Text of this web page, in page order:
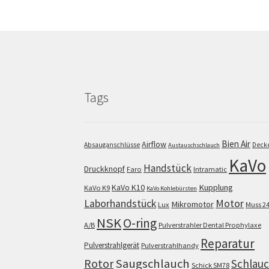
Tags
Absauganschlüsse Airflow Austauschschlauch Bien Air
Druckknopf Faro Handstück Intramatic KaVo
KaVo K9 KaVo K10 KaVo Kohlebürsten Kupplung
Laborhandstück Lux Mikromotor Motor Muss
A/B NSKO-ring Pulverstrahler Dental Prophylaxe
Pulverstrahlgerät Pulverstrahlhandy Reparatur
RotorSaugschlauch Schick SM78